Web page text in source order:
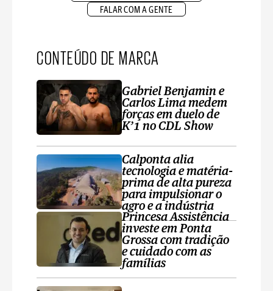
FALAR COM A GENTE
CONTEÚDO DE MARCA
Gabriel Benjamin e
Carlos Lima medem
forças em duelo de
K’1 no CDL Show
Calponta alia
tecnologia e matéria-
prima de alta pureza
para impulsionar o
agro e a indústria
Princesa Assistência
investe em Ponta
Grossa com tradição
e cuidado com as
famílias